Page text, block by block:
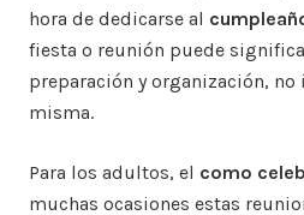
hora de dedicarse al
fiesta o reunión puede
preparación y organización,
misma.
Para los adultos, el como
muchas ocasiones estas